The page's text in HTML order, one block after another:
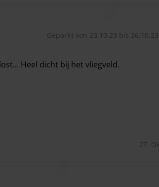
Geparkt von 23.10.23 bis 26.10.23
Heel dicht bij het vliegveld.
27.